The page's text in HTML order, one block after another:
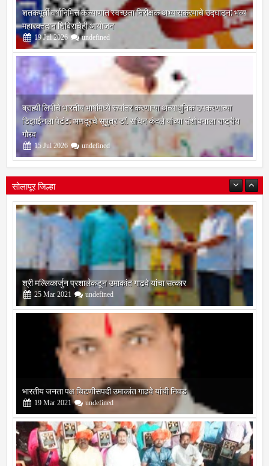
शतकपूर्ती वर्षानिमित्त कल्याणात स्वच्छता निरीक्षक अभ्यासक्रमाचे उद्घाटन; भव्य
महारक्तदान शिबिराचेही आयोजन
19 Jul 2026 undefined
ब्राह्मी लिपीचे भारतीय भाषांमध्ये रूपांतर करणाऱ्या अत्याधुनिक उपकरणाच्या
डिझाईनला पेटंट; अणदूरचे सुपुत्र डॉ. सचिन कंदले यांच्या संशोधनाला राष्ट्रीय
गौरव
15 Jul 2026 undefined
सोलापूर जिल्हा
श्री मल्लिकार्जुन प्रशालेकडून उमाकांत गाढवे यांचा सत्कार
25 Mar 2021 undefined
भारतीय जनता पक्ष चिटणीसपदी उमाकांत गाढवे यांची निवड
19 Mar 2021 undefined